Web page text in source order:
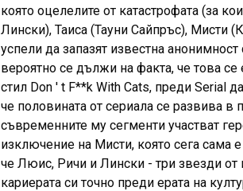
която оцелелите от катастрофата (за
Лински), Таиса (Тауни Сайпръс), Мисти
успели да запазят известна
вероятно се дължи на факта, че това
стил Don ' t F**k With Cats, преди Serial
че половината от сериала се развива в
съвременните му сегменти участват
изключение на Мисти, която сега сама
че Люис, Ричи и Лински - три звезди от
кариерата си точно преди ерата на